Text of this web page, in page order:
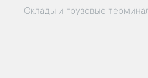
Склады и грузовые